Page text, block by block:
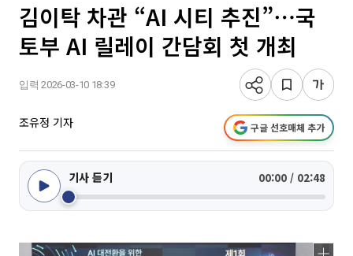
김이탁 차관 “AI 시티 추진”⋯국
토부 AI 릴레이 간담회 첫 개최
입력 2026-03-10 18:39
조유정 기자 구글 선호매체 추가
기사 듣기 00:00 / 02:48